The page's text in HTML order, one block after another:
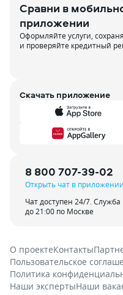
Сравни в
приложении
Оформляйте услуги,
и проверяйте кредитный
Скачать приложение
8 800 707-39-02
Открыть чат в приложении
Чат доступен 24/7.
до 21:00 по Москве
О проектеКонтакты
Пользовательское
Политика
Наши экспертыНаши